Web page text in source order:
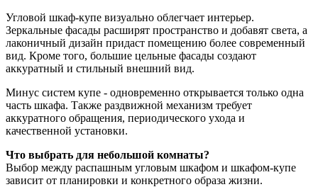
Угловой шкаф-купе визуально облегчает интерьер.
Зеркальные фасады расширят пространство и добавят света, а
лаконичный дизайн придаст помещению более современный
вид. Кроме того, большие цельные фасады создают
аккуратный и стильный внешний вид.
Минус систем купе - одновременно открывается только одна
часть шкафа. Также раздвижной механизм требует
аккуратного обращения, периодического ухода и
качественной установки.
Что выбрать для небольшой комнаты?
Выбор между распашным угловым шкафом и шкафом-купе
зависит от планировки и конкретного образа жизни.